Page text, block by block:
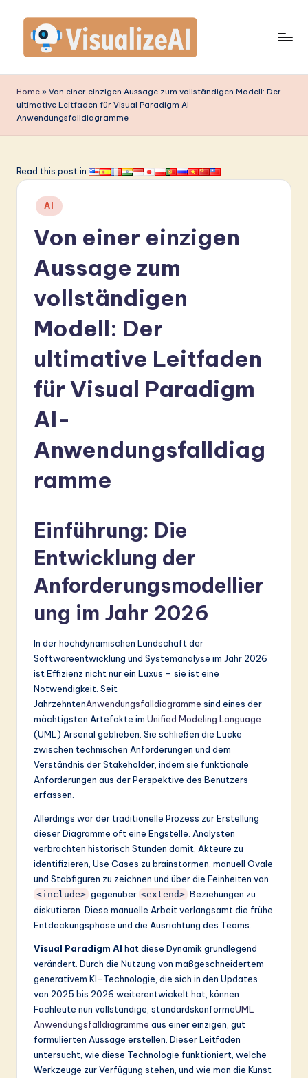
content
is
u
a
z
A
G
m
in
A
&
S
o
ft
w
In
o
ti
Home » Von einer einzigen Aussage zum vollständigen Modell: Der
ultimative Leitfaden für Visual Paradigm AI-
Anwendungsfalldiagramme
Read this post in:
Posted
in
AI
Von einer einzigen
Aussage zum
vollständigen
Modell: Der
ultimative Leitfaden
für Visual Paradigm
AI-
Anwendungsfalldiag
ramme
Einführung: Die
Entwicklung der
Anforderungsmodellier
ung im Jahr 2026
In der hochdynamischen Landschaft der
Softwareentwicklung und Systemanalyse im Jahr 2026
ist Effizienz nicht nur ein Luxus – sie ist eine
Notwendigkeit. Seit
JahrzehntenAnwendungsfalldiagramme sind eines der
mächtigsten Artefakte im Unified Modeling Language
(UML) Arsenal geblieben. Sie schließen die Lücke
zwischen technischen Anforderungen und dem
Verständnis der Stakeholder, indem sie funktionale
Anforderungen aus der Perspektive des Benutzers
erfassen.
Allerdings war der traditionelle Prozess zur Erstellung
dieser Diagramme oft eine Engstelle. Analysten
verbrachten historisch Stunden damit, Akteure zu
identifizieren, Use Cases zu brainstormen, manuell Ovale
und Stabfiguren zu zeichnen und über die Feinheiten von
<include> gegenüber <extend> Beziehungen zu
diskutieren. Diese manuelle Arbeit verlangsamt die frühe
Entdeckungsphase und die Ausrichtung des Teams.
Visual Paradigm AI hat diese Dynamik grundlegend
verändert. Durch die Nutzung von maßgeschneidertem
generativem KI-Technologie, die sich in den Updates
von 2025 bis 2026 weiterentwickelt hat, können
Fachleute nun vollständige, standardskonformeUML
Anwendungsfalldiagramme aus einer einzigen, gut
formulierten Aussage erstellen. Dieser Leitfaden
untersucht, wie diese Technologie funktioniert, welche
Werkzeuge zur Verfügung stehen, und wie man die Kunst